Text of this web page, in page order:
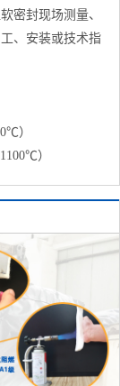
封现场测量、
、安装或技术指
）
）